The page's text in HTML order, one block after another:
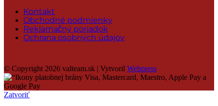
Kontakt
Obchodné podmienky
Reklamačný poriadok
Ochrana osobných údajov
© Copyright 2026 valteam.sk | Vytvoril Webpress
Zatvoriť